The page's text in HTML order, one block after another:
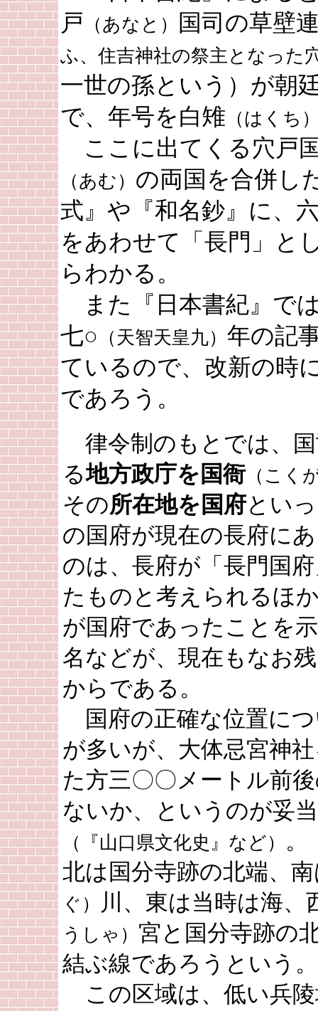
戸 （あなと） 国司の草壁
ふ、住吉神社の祭主となった
一世の孫という）が朝
で、年号を白雉 （はくち
ここに出てくる穴戸
（あむ） の両国を合併し
式』や『和名鈔』に、
をあわせて「長門」と
らわかる。
また『日本書紀』で
七○ （天智天皇九） 年の記
ているので、改新の時
であろう。
律令制のもとでは、
る地方政庁を国衙（こく
その所在地を国府とい
の国府が現在の長府に
のは、長府が「長門国
たものと考えられるほ
が国府であったことを
名などが、現在もなお
からである。
国府の正確な位置に
が多いが、大体忌宮神
た方三〇〇メートル前
ないか、というのが妥
（『山口県文化史』など）
北は国分寺跡の北端、
ぐ） 川、東は当時は海、
うしゃ） 宮と国分寺跡の
結ぶ線であろうという。
この区域は、低い兵